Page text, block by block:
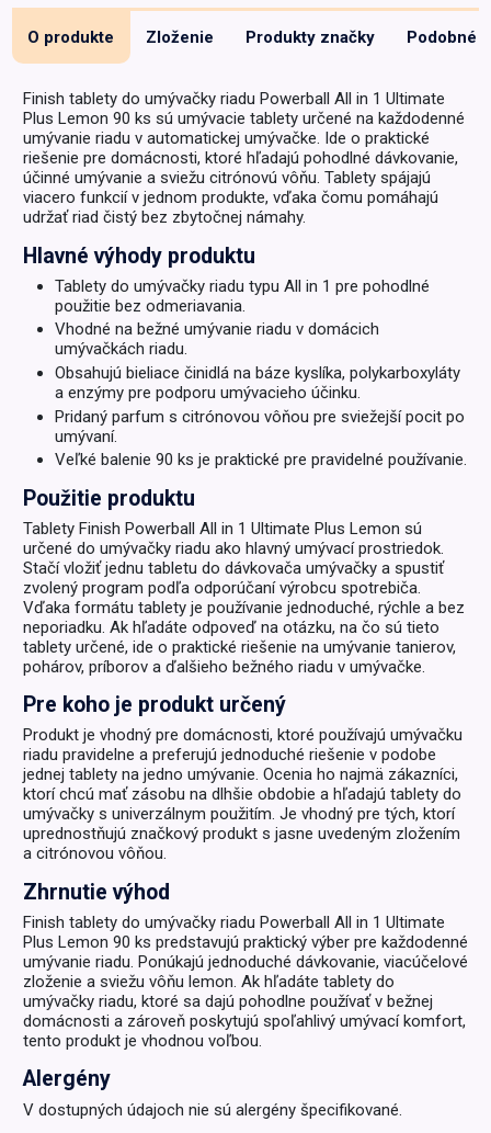
O produkte Zloženie Produkty značky Podobné
Finish tablety do umývačky riadu Powerball All in 1 Ultimate
Plus Lemon 90 ks sú umývacie tablety určené na každodenné
umývanie riadu v automatickej umývačke. Ide o praktické
riešenie pre domácnosti, ktoré hľadajú pohodlné dávkovanie,
účinné umývanie a sviežu citrónovú vôňu. Tablety spájajú
viacero funkcií v jednom produkte, vďaka čomu pomáhajú
udržať riad čistý bez zbytočnej námahy.
Hlavné výhody produktu
Tablety do umývačky riadu typu All in 1 pre pohodlné
použitie bez odmeriavania.
Vhodné na bežné umývanie riadu v domácich
umývačkách riadu.
Obsahujú bieliace činidlá na báze kyslíka, polykarboxyláty
a enzýmy pre podporu umývacieho účinku.
Pridaný parfum s citrónovou vôňou pre sviežejší pocit po
umývaní.
Veľké balenie 90 ks je praktické pre pravidelné používanie.
Použitie produktu
Tablety Finish Powerball All in 1 Ultimate Plus Lemon sú
určené do umývačky riadu ako hlavný umývací prostriedok.
Stačí vložiť jednu tabletu do dávkovača umývačky a spustiť
zvolený program podľa odporúčaní výrobcu spotrebiča.
Vďaka formátu tablety je používanie jednoduché, rýchle a bez
neporiadku. Ak hľadáte odpoveď na otázku, na čo sú tieto
tablety určené, ide o praktické riešenie na umývanie tanierov,
pohárov, príborov a ďalšieho bežného riadu v umývačke.
Pre koho je produkt určený
Produkt je vhodný pre domácnosti, ktoré používajú umývačku
riadu pravidelne a preferujú jednoduché riešenie v podobe
jednej tablety na jedno umývanie. Ocenia ho najmä zákazníci,
ktorí chcú mať zásobu na dlhšie obdobie a hľadajú tablety do
umývačky s univerzálnym použitím. Je vhodný pre tých, ktorí
uprednostňujú značkový produkt s jasne uvedeným zložením
a citrónovou vôňou.
Zhrnutie výhod
Finish tablety do umývačky riadu Powerball All in 1 Ultimate
Plus Lemon 90 ks predstavujú praktický výber pre každodenné
umývanie riadu. Ponúkajú jednoduché dávkovanie, viacúčelové
zloženie a sviežu vôňu lemon. Ak hľadáte tablety do
umývačky riadu, ktoré sa dajú pohodlne používať v bežnej
domácnosti a zároveň poskytujú spoľahlivý umývací komfort,
tento produkt je vhodnou voľbou.
Alergény
V dostupných údajoch nie sú alergény špecifikované.